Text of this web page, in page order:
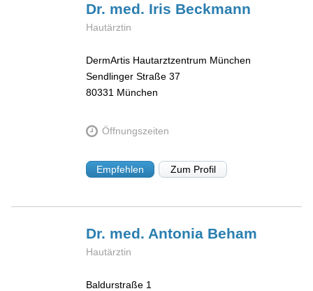
Dr. med. Iris Beckmann
Hautärztin
DermArtis Hautarztzentrum München
Sendlinger Straße 37
80331 München
Öffnungszeiten
Empfehlen Zum Profil
Dr. med. Antonia Beham
Hautärztin
Baldurstraße 1